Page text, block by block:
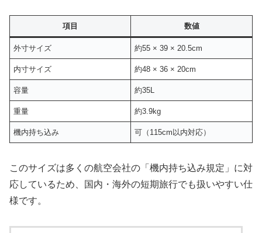
項目 数値
外寸サイズ 約55 × 39 × 20.5cm
内寸サイズ 約48 × 36 × 20cm
容量 約35L
重量 約3.9kg
機内持ち込み 可（115cm以内対応）
このサイズは多くの航空会社の「機内持ち込み規定」に対
応しているため、国内・海外の短期旅行でも扱いやすい仕
様です。